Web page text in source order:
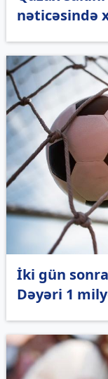
nəticəsində
İki gün
Dəyəri 1